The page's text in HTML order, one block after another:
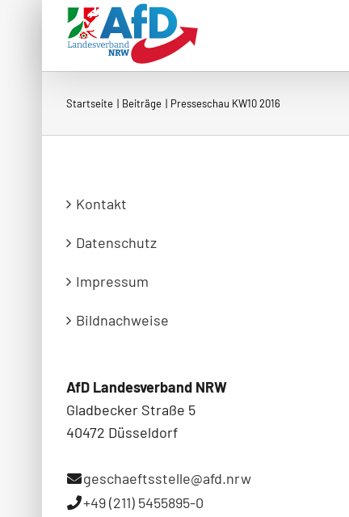
Startseite Beiträge Presseschau KW10 2016
Kontakt
Datenschutz
Impressum
Bildnachweise
AfD Landesverband NRW
Gladbecker Straße 5
40472 Düsseldorf
geschaeftsstelle@afd.nrw
+49 (211) 5455895-0